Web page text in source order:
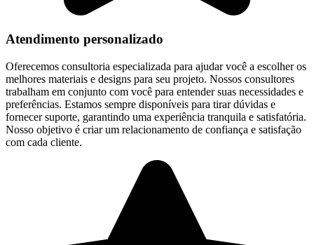
Atendimento personalizado
Oferecemos consultoria especializada para ajudar você a escolher os
melhores materiais e designs para seu projeto. Nossos consultores
trabalham em conjunto com você para entender suas necessidades e
preferências. Estamos sempre disponíveis para tirar dúvidas e
fornecer suporte, garantindo uma experiência tranquila e satisfatória.
Nosso objetivo é criar um relacionamento de confiança e satisfação
com cada cliente.